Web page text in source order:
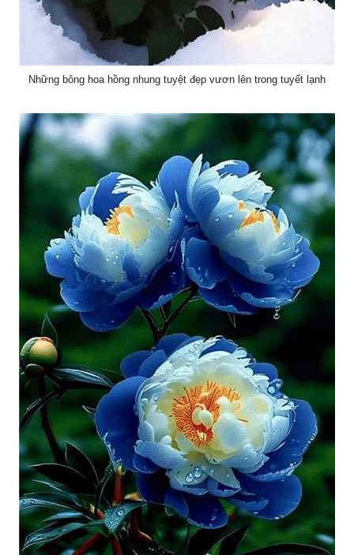
Những bông hoa hồng nhung tuyệt đẹp vươn lên trong tuyết lạnh